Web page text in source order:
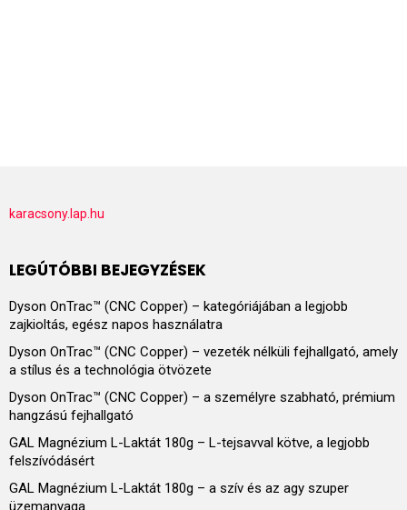
karacsony.lap.hu
LEGÚTÓBBI BEJEGYZÉSEK
Dyson OnTrac™ (CNC Copper) – kategóriájában a legjobb
zajkioltás, egész napos használatra
Dyson OnTrac™ (CNC Copper) – vezeték nélküli fejhallgató, amely
a stílus és a technológia ötvözete
Dyson OnTrac™ (CNC Copper) – a személyre szabható, prémium
hangzású fejhallgató
GAL Magnézium L-Laktát 180g – L-tejsavval kötve, a legjobb
felszívódásért
GAL Magnézium L-Laktát 180g – a szív és az agy szuper
üzemanyaga